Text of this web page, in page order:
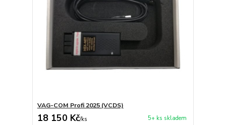
VAG-COM Profi 2025 (VCDS)
18 150 Kč/ks 5+ ks skladem